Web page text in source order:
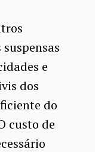
e
dos
do
custo de